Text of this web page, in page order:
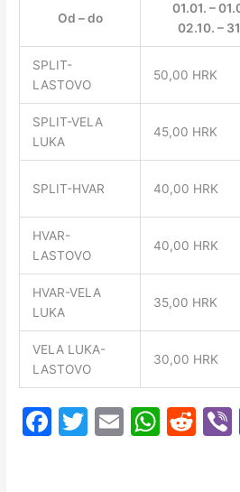
Od – do
01.01. –
02.10. –
SPLIT-
LASTOVO
50,00 HRK
SPLIT-VELA
LUKA
45,00 HRK
SPLIT-HVAR 40,00 HRK
HVAR-
LASTOVO
40,00 HRK
HVAR-VELA
LUKA
35,00 HRK
VELA LUKA-
LASTOVO
30,00 HRK
F
T
E
W R